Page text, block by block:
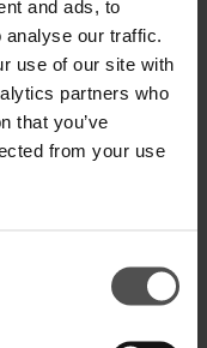
and ads, to
our traffic.
use of our site with
partners who
that you’ve
from your use